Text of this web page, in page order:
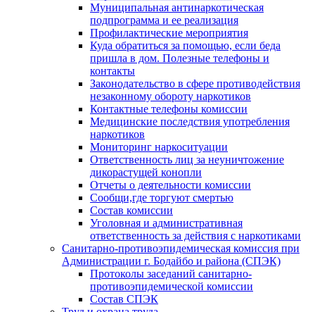
Муниципальная антинаркотическая
подпрограмма и ее реализация
Профилактические мероприятия
Куда обратиться за помощью, если беда
пришла в дом. Полезные телефоны и
контакты
Законодательство в сфере противодействия
незаконному обороту наркотиков
Контактные телефоны комиссии
Медицинские последствия употребления
наркотиков
Мониторинг наркоситуации
Ответственность лиц за неуничтожение
дикорастущей конопли
Отчеты о деятельности комиссии
Сообщи,где торгуют смертью
Состав комиссии
Уголовная и административная
ответственность за действия с наркотиками
Санитарно-противоэпидемическая комиссия при
Администрации г. Бодайбо и района (СПЭК)
Протоколы заседаний санитарно-
противоэпидемической комиссии
Состав СПЭК